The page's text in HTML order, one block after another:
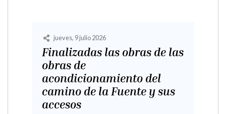
jueves, 9 julio 2026
Finalizadas las obras de las
obras de
acondicionamiento del
camino de la Fuente y sus
accesos